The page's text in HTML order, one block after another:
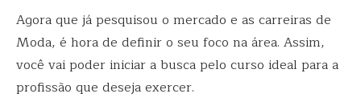
Agora que já pesquisou o mercado e as carreiras de
Moda, é hora de definir o seu foco na área. Assim,
você vai poder iniciar a busca pelo curso ideal para a
profissão que deseja exercer.